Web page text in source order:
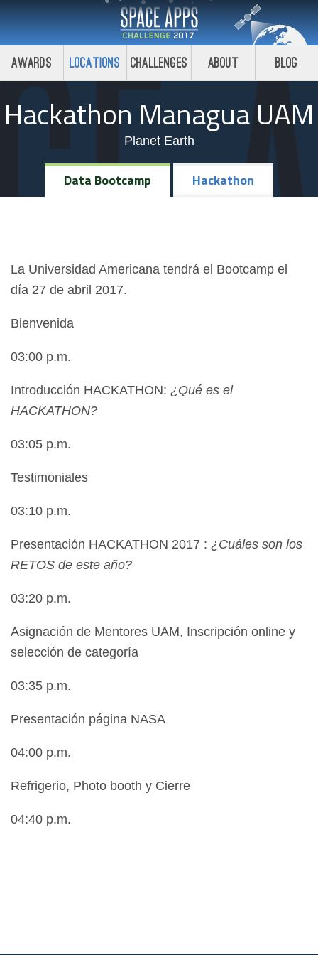
Awards Locations Challenges About Blog
Hackathon Managua UAM
Planet Earth
Data Bootcamp Hackathon
La Universidad Americana tendrá el Bootcamp el
día 27 de abril 2017.
Bienvenida
03:00 p.m.
Introducción HACKATHON: ¿Qué es el
HACKATHON?
03:05 p.m.
Testimoniales
03:10 p.m.
Presentación HACKATHON 2017 : ¿Cuáles son los
RETOS de este año?
03:20 p.m.
Asignación de Mentores UAM, Inscripción online y
selección de categoría
03:35 p.m.
Presentación página NASA
04:00 p.m.
Refrigerio, Photo booth y Cierre
04:40 p.m.